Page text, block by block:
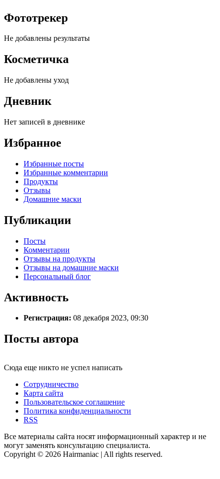
Фототрекер
Не добавлены результаты
Косметичка
Не добавлены уход
Дневник
Нет записей в дневнике
Избранное
Избранные посты
Избранные комментарии
Продукты
Отзывы
Домашние маски
Публикации
Посты
Комментарии
Отзывы на продукты
Отзывы на домашние маски
Персональный блог
Активность
Регистрация: 08 декабря 2023, 09:30
Посты автора
Сюда еще никто не успел написать
Сотрудничество
Карта сайта
Пользовательское соглашение
Политика конфиденциальности
RSS
Все материалы сайта носят информационный характер и не
могут заменять консультацию специалиста.
Copyright © 2026 Hairmaniac | All rights reserved.